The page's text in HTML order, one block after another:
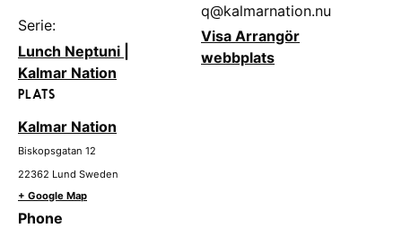
Serie:
Lunch Neptuni |
Kalmar Nation
PLATS
Kalmar Nation
Biskopsgatan 12
22362 Lund Sweden
+ Google Map
Phone
q@kalmarnation.nu
Visa Arrangör
webbplats